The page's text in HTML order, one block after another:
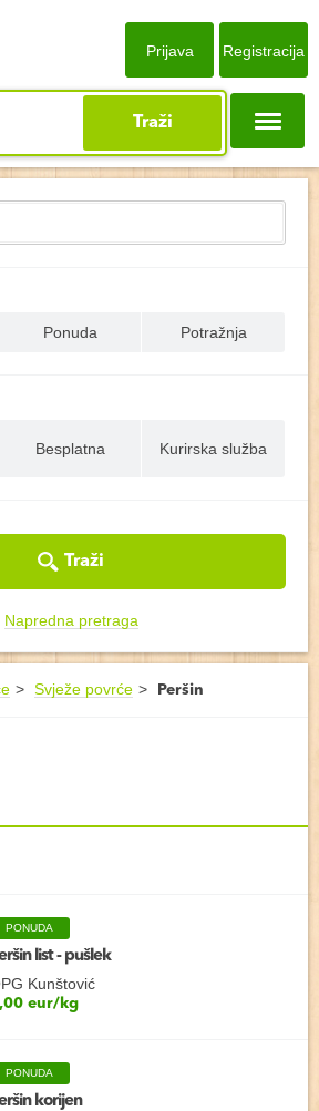
Traži
Prijava Registracija
Ponuda Potražnja
Besplatna Kurirska služba
Traži
Napredna pretraga
Svježe povrće Peršin
PONUDA
list - pušlek
Kunštović
eur/kg
PONUDA
korijen